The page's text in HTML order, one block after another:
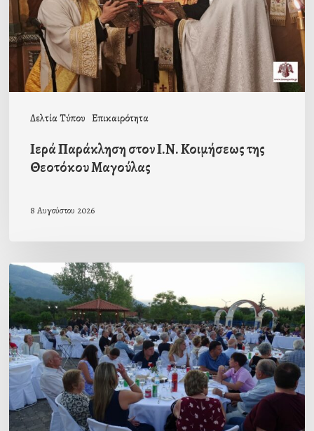
Δελτία Τύπου Επικαιρότητα
της
Θεοτόκου
Μαγούλας
Ιερά Παράκληση στον Ι.Ν. Κοιμήσεως της
Θεοτόκου Μαγούλας
8 Αυγούστου 2026
Πρόσκληση
προς
τους
Ομογενείς
μας